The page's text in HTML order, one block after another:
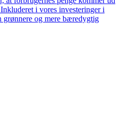
i vores investeringer i
grønnere og mere bæredygtig